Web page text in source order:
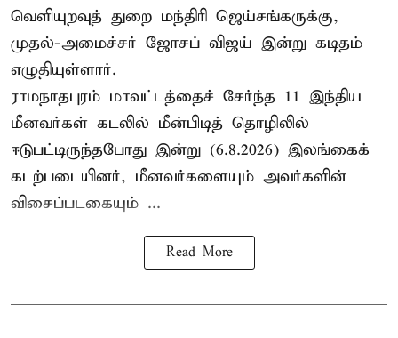
வெளியுறவுத் துறை மந்திரி ஜெய்சங்கருக்கு,
முதல்-அமைச்சர் ஜோசப் விஜய் இன்று கடிதம்
எழுதியுள்ளார்.
ராமநாதபுரம் மாவட்டத்தைச் சேர்ந்த 11 இந்திய
மீனவர்கள் கடலில் மீன்பிடித் தொழிலில்
ஈடுபட்டிருந்தபோது இன்று (6.8.2026) இலங்கைக்
கடற்படையினர், மீனவர்களையும் அவர்களின்
விசைப்படகையும் ...
Read More